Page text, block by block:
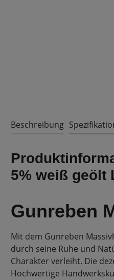
Beschreibung
5% weiß geölt
Gunreben
Mit dem Gunreben
durch seine Ruhe und
Charakter verleiht. Die
Hochwertige